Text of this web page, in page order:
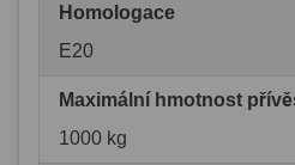
Homologace
E20
Maximální hmotnost
1000 kg